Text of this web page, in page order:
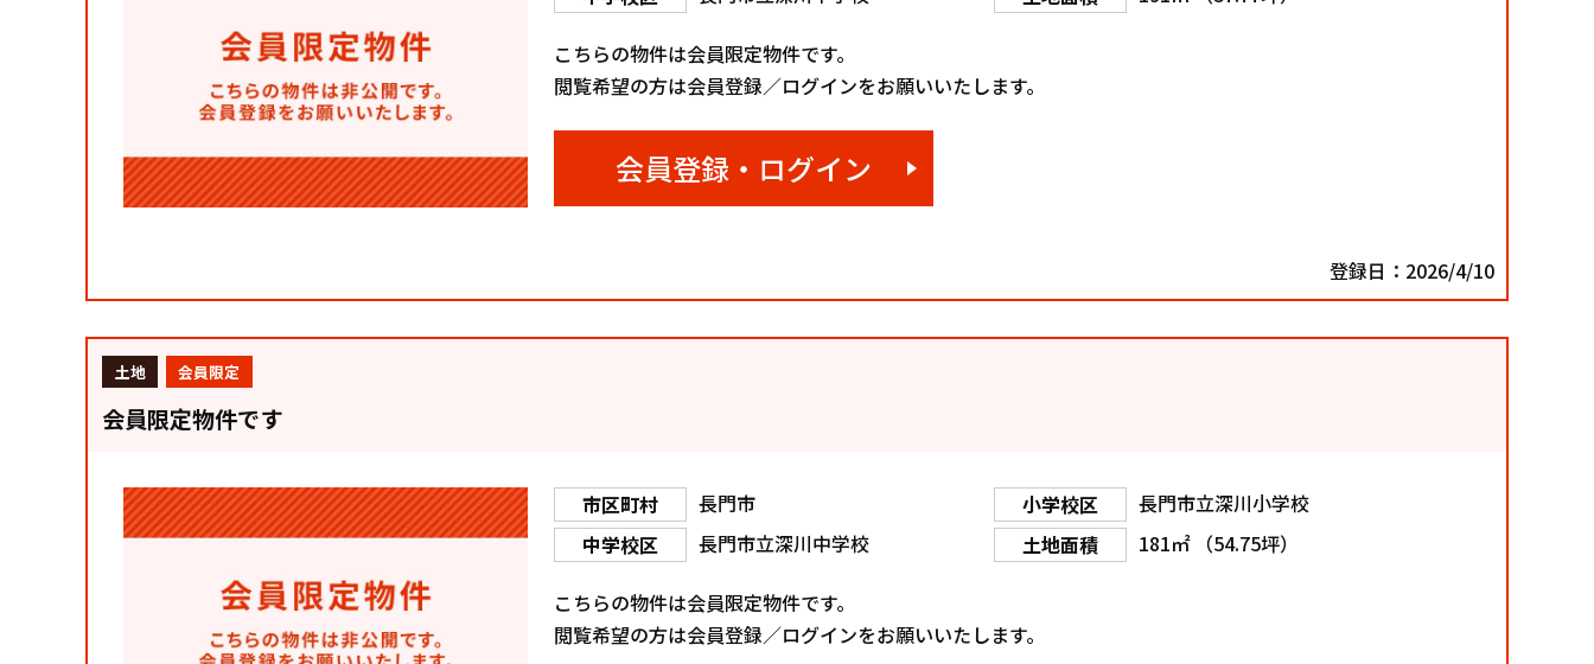
こちらの物件は会員限定物件です。
閲覧希望の方は会員登録／ログインをお願いいたします。
会員登録・ログイン
登録日：2026/4/10
土地 会員限定
会員限定物件です
市区町村 長門市 小学校区
長門市立深川小学校
中学校区
長門市立深川中学校 土地面積 181㎡ （54.75坪）
こちらの物件は会員限定物件です。
閲覧希望の方は会員登録／ログインをお願いいたします。